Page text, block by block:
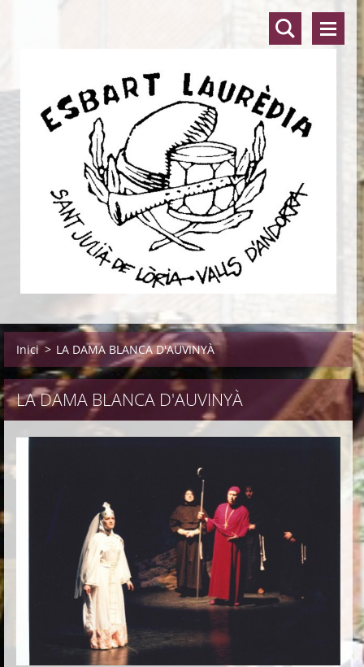
Inici > LA DAMA BLANCA D'AUVINYÀ
LA DAMA BLANCA D'AUVINYÀ